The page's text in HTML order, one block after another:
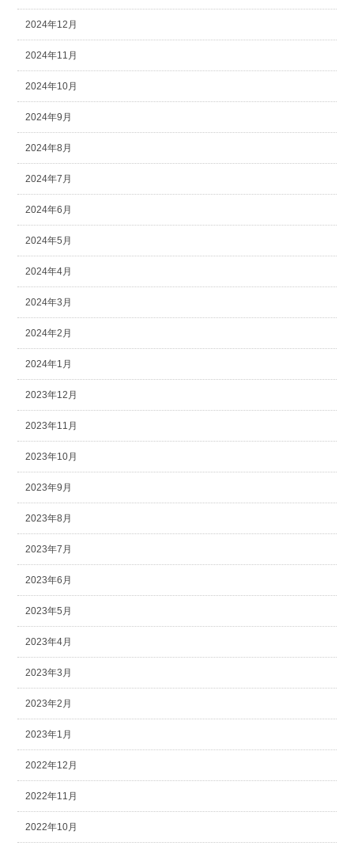
2024年12月
2024年11月
2024年10月
2024年9月
2024年8月
2024年7月
2024年6月
2024年5月
2024年4月
2024年3月
2024年2月
2024年1月
2023年12月
2023年11月
2023年10月
2023年9月
2023年8月
2023年7月
2023年6月
2023年5月
2023年4月
2023年3月
2023年2月
2023年1月
2022年12月
2022年11月
2022年10月